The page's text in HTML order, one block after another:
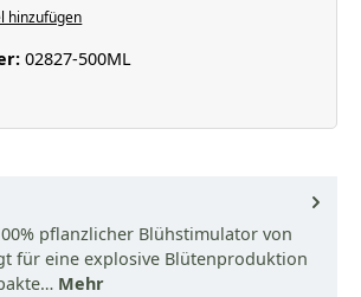
hinzufügen
02827-500ML
pflanzlicher Blühstimulator von
für eine explosive Blütenproduktion
Mehr